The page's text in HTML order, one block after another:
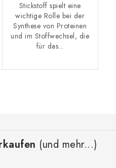
Stickstoff spielt eine
wichtige Rolle bei der
Synthese von Proteinen
und im Stoffwechsel, die
für das...
(und mehr...)